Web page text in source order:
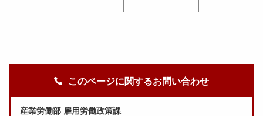
このページに関するお問い合わせ
産業労働部 雇用労働政策課